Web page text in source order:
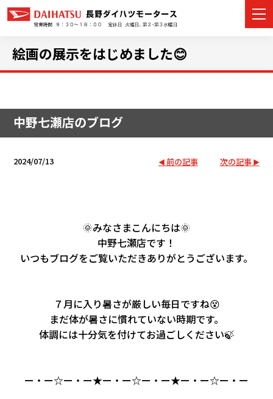
店舗情報
アフターサポート
お問
絵画の展示をはじめました😊
中野七瀬店のブログ
2024/07/13 前の記事 次の記事
🌞みなさまこんにちは🌞
中野七瀬店です！
いつもブログをご覧いただきありがとうございます。
７月に入り暑さが厳しい毎日ですね😵
まだ体が暑さに慣れていない時期です。
体調には十分気を付けてお過ごしください🍃
ー・ー☆ー・ー★ー・ー☆ー・ー★ー・ー☆ー・ー